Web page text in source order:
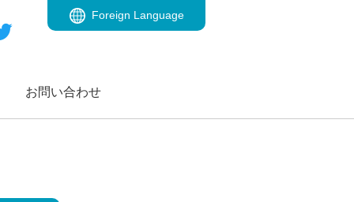
Foreign Language
お問い合わせ